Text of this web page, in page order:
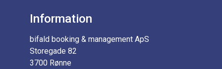
Information
bifald booking & management ApS
Storegade 82
3700 Rønne